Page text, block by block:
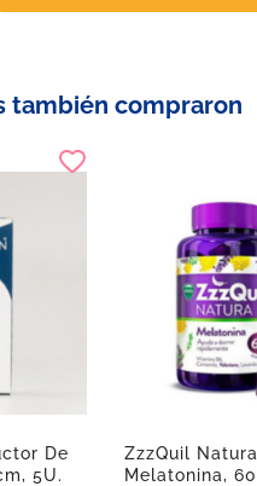
también compraron
De
5U.
ZzzQuil Natura
Melatonina, 60